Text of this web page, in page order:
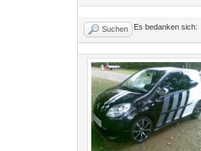
Suchen Es bedanken sich: